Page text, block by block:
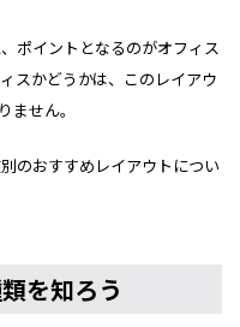
ポイントとなるのがオフィス
スかどうかは、このレイアウ
ません。
のおすすめレイアウトについ
を知ろう